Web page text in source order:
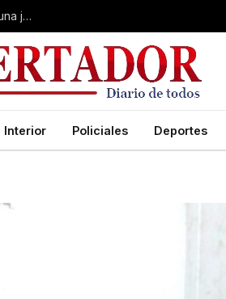
Gobierno, Unne y Arzobispado recibieron a la comitiva de Aldeas en una jornada de reuniones estratégicas
Interior Policiales Deportes